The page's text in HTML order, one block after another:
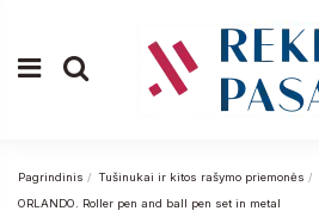
Pagrindinis Tušinukai ir kitos rašymo priemonės
ORLANDO. Roller pen and ball pen set in metal